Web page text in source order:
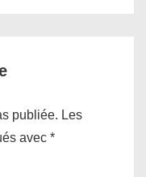
publiée. Les
avec *